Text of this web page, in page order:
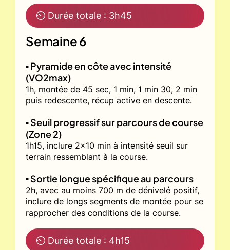
⏲ Durée totale : 3h45
Semaine 6
▪️ Pyramide en côte avec intensité
(VO2max)
1h, montée de 45 sec, 1 min, 1 min 30, 2 min
puis redescente, récup active en descente.
▪️ Seuil progressif sur parcours de course
(Zone 2)
1h15, inclure 2x10 min à intensité seuil sur
terrain ressemblant à la course.
▪️ Sortie longue spécifique au parcours
2h, avec au moins 700 m de dénivelé positif,
inclure de longs segments de montée pour se
rapprocher des conditions de la course.
⏲ Durée totale : 4h15